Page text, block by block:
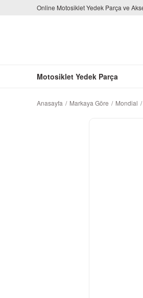
Online Motosiklet Yedek Parça ve
Motosiklet Yedek Parça
Anasayfa Markaya Göre Mondial